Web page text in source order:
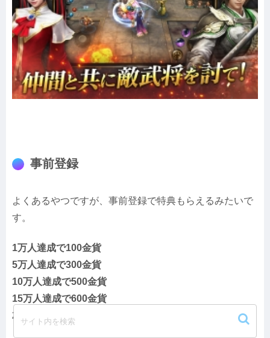
事前登録
よくあるやつですが、事前登録で特典もらえるみたいで
す。
1万人達成で100金貨
5万人達成で300金貨
10万人達成で500金貨
15万人達成で600金貨
20万人達成で1,500金貨